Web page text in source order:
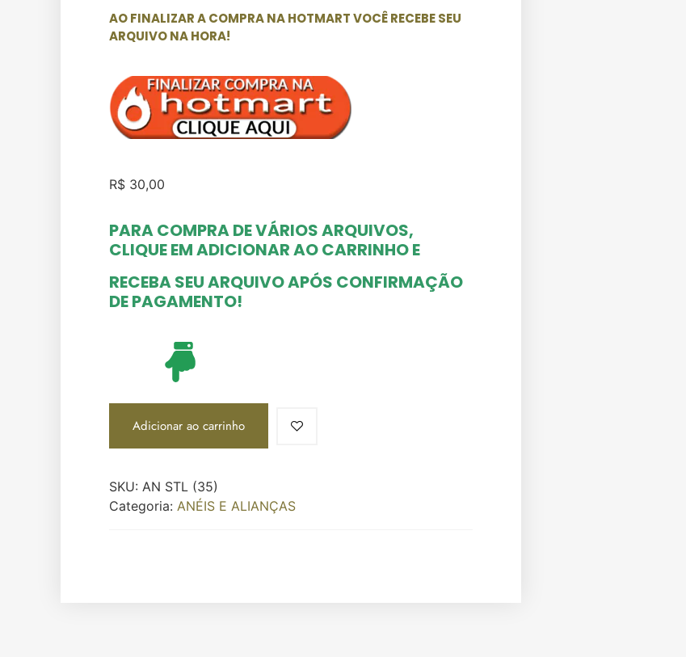
AO FINALIZAR A COMPRA NA HOTMART VOCÊ RECEBE SEU
ARQUIVO NA HORA!
R$ 30,00
PARA COMPRA DE VÁRIOS ARQUIVOS,
CLIQUE EM ADICIONAR AO CARRINHOE
RECEBA SEU ARQUIVO APÓS CONFIRMAÇÃO
DE PAGAMENTO!
Adicionar ao carrinho
SKU: AN STL (35)
Categoria: ANÉIS E ALIANÇAS